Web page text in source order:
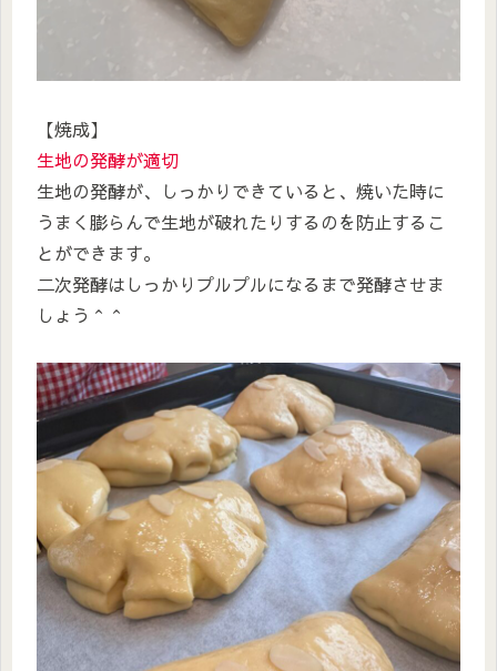
【焼成】
生地の発酵が適切
生地の発酵が、しっかりできていると、焼いた時に
うまく膨らんで生地が破れたりするのを防止するこ
とができます。
二次発酵はしっかりプルプルになるまで発酵させま
しょう＾＾